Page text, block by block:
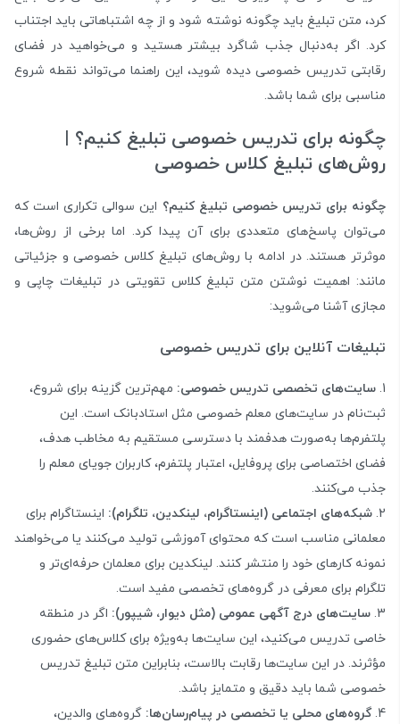
کرد، متن تبلیغ باید چگونه نوشته شود و از چه اشتباهاتی باید اجتناب
کرد. اگر به‌دنبال جذب شاگرد بیشتر هستید و می‌خواهید در فضای
رقابتی تدریس خصوصی دیده شوید، این راهنما می‌تواند نقطه شروع
مناسبی برای شما باشد.
چگونه برای تدریس خصوصی تبلیغ کنیم؟ |
روش‌های تبلیغ کلاس خصوصی
چگونه برای تدریس خصوصی تبلیغ کنیم؟ این سوالی تکراری است که
می‌توان پاسخ‌های متعددی برای آن پیدا کرد. اما برخی از روش‌ها،
موثرتر هستند. در ادامه با روش‌های تبلیغ کلاس خصوصی و جزئیاتی
مانند: اهمیت نوشتن متن تبلیغ کلاس تقویتی در تبلیغات چاپی و
مجازی آشنا می‌شوید:
تبلیغات آنلاین برای تدریس خصوصی
سایت‌های تخصصی تدریس خصوصی: مهم‌ترین گزینه برای شروع،
ثبت‌نام در سایت‌های معلم خصوصی مثل استادبانک است. این
پلتفرم‌ها به‌صورت هدفمند با دسترسی مستقیم به مخاطب هدف،
فضای اختصاصی برای پروفایل، اعتبار پلتفرم، کاربران جویای معلم را
جذب می‌کنند.
شبکه‌های اجتماعی (اینستاگرام، لینکدین، تلگرام): اینستاگرام برای
معلمانی مناسب است که محتوای آموزشی تولید می‌کنند یا می‌خواهند
نمونه کارهای خود را منتشر کنند. لینکدین برای معلمان حرفه‌ای‌تر و
تلگرام برای معرفی در گروه‌های تخصصی مفید است.
سایت‌های درج آگهی عمومی (مثل دیوار، شیپور): اگر در منطقه
خاصی تدریس می‌کنید، این سایت‌ها به‌ویژه برای کلاس‌های حضوری
مؤثرند. در این سایت‌ها رقابت بالاست، بنابراین متن تبلیغ تدریس
خصوصی شما باید دقیق و متمایز باشد.
گروه‌های محلی یا تخصصی در پیام‌رسان‌ها: گروه‌های والدین،